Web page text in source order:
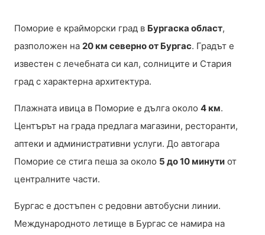
Поморие е крайморски град в Бургаска област,
разположен на 20 км северно от Бургас. Градът е
известен с лечебната си кал, солниците и Стария
град с характерна архитектура.
Плажната ивица в Поморие е дълга около 4 км.
Центърът на града предлага магазини, ресторанти,
аптеки и административни услуги. До автогара
Поморие се стига пеша за около 5 до 10 минути от
централните части.
Бургас е достъпен с редовни автобусни линии.
Международното летище в Бургас се намира на